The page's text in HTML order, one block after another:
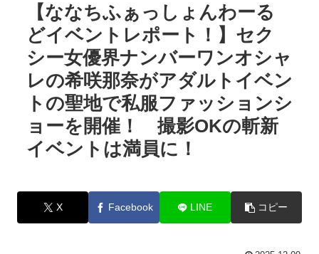
【ななちふぁっしょんわーる
どイベントレポート！】セク
シー女優界ナンバーワンオシャ
レの希咲那奈がアダルトイベン
トの聖地で私服ファッションシ
ョーを開催！ 撮影OKの斬新
イベントは満員に！
X Facebook LINE コピー